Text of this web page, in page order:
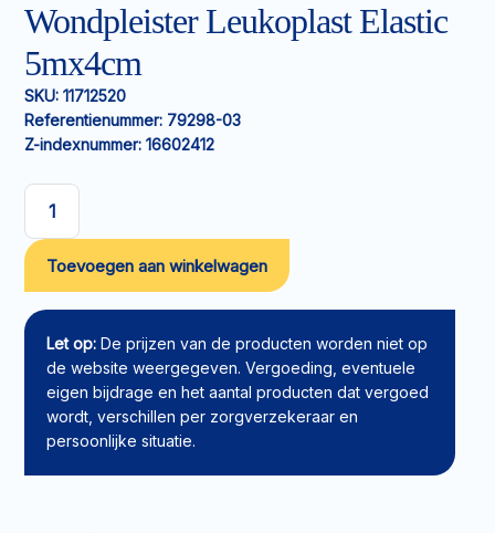
Wondpleister Leukoplast Elastic
5mx4cm
SKU: 11712520
Referentienummer: 79298-03
Z-indexnummer: 16602412
Wondpleister
Leukoplast
Elastic
5mx4cm
aantal
Toevoegen aan winkelwagen
Let op: De prijzen van de producten worden niet op
de website weergegeven. Vergoeding, eventuele
eigen bijdrage en het aantal producten dat vergoed
wordt, verschillen per zorgverzekeraar en
persoonlijke situatie.